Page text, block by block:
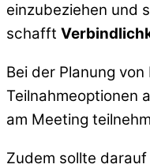
einzubeziehen und
schafft
Bei der Planung
Teilnahmeoptionen
am Meeting
Zudem sollte